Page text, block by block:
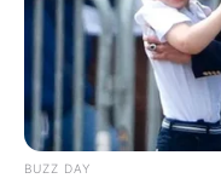
BUZZ DAY